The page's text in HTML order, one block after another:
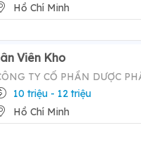
Hồ Chí Minh
Viên Kho
TY CỔ PHẦN DƯỢC
10 triệu - 12 triệu
Hồ Chí Minh